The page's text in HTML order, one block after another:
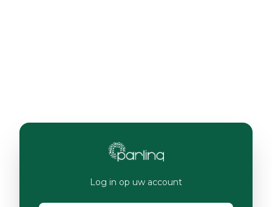
Log in op uw account